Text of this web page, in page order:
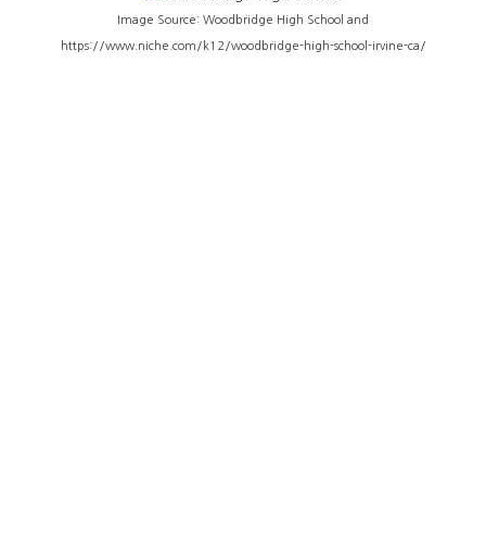
Image Source: Woodbridge High School and
https://www.niche.com/k12/woodbridge-high-school-irvine-ca/